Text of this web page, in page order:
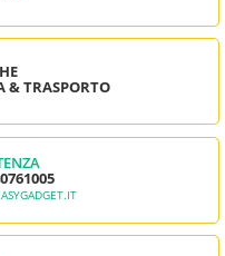
& TRASPORTO